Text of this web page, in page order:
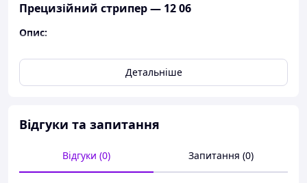
Прецизійний стрипер — 12 06
Опис:
Акуратне та точне зняття ізоляції з матеріалів,
що важко видаляються, як-от ПТФЕ, силікон,
веселокс®, каптон®і гума, зокрема багатошарової
залишилася
провідника змінні фасонні ножі
Детальніше
Відгуки та запитання
Відгуки (0) Запитання (0)